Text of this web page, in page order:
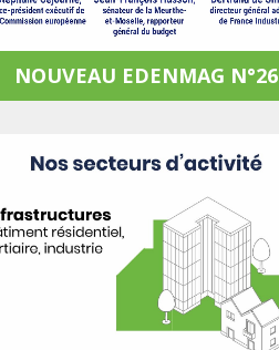
NOUVEAU EDENMAG N°26